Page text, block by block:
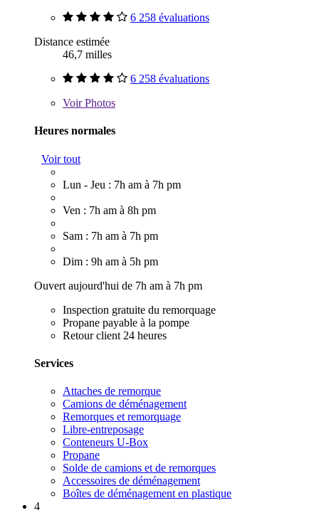
6 258 évaluations
Distance estimée
46,7 milles
6 258 évaluations
VoirPhotos
Heures normales
Voir tout
Lun - Jeu : 7h am à 7h pm
Ven : 7h am à 8h pm
Sam : 7h am à 7h pm
Dim : 9h am à 5h pm
Ouvert aujourd'hui de 7h am à 7h pm
Inspection gratuite du remorquage
Propane payable à la pompe
Retour client 24 heures
Services
Attaches de remorque
Camions de déménagement
Remorques et remorquage
Libre-entreposage
Conteneurs U-Box
Propane
Solde de camions et de remorques
Accessoires de déménagement
Boîtes de déménagement en plastique
4